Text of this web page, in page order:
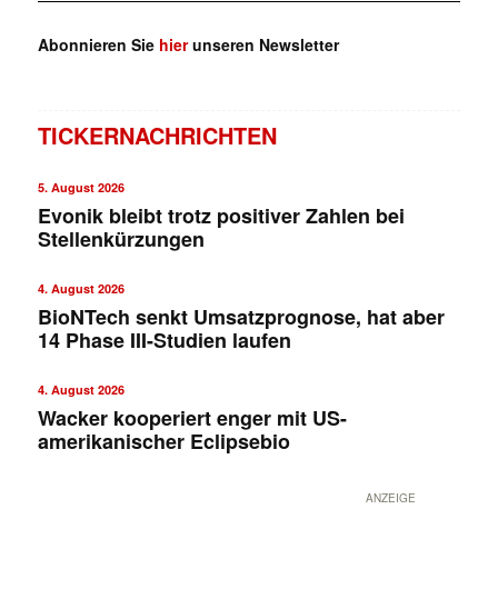
Abonnieren Sie hierunseren Newsletter
TICKERNACHRICHTEN
5. August 2026
Evonik bleibt trotz positiver Zahlen bei
Stellenkürzungen
4. August 2026
BioNTech senkt Umsatzprognose, hat aber
14 Phase III-Studien laufen
4. August 2026
Wacker kooperiert enger mit US-
amerikanischer Eclipsebio
ANZEIGE